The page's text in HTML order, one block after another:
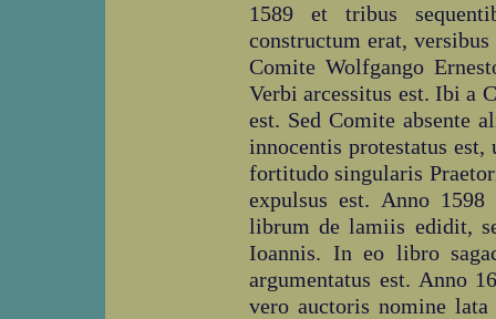
1589 et tribus
constructum erat,
Comite Wolfgango
Verbi arcessitus est. Ibi a
est. Sed Comite absente
innocentis protestatus
fortitudo singularis
expulsus est. Anno 1598
librum de lamiis edidit,
Ioannis. In eo libro
argumentatus est. Anno
vero auctoris nomine